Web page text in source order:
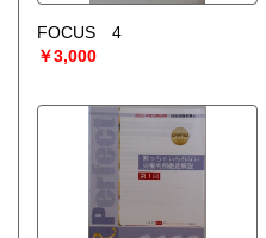
FOCUS 4
￥3,000